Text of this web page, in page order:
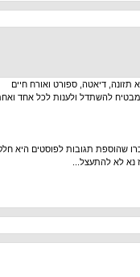
ואורח חיים
לכל אחד ואחת.
לפוסטים היא חלק